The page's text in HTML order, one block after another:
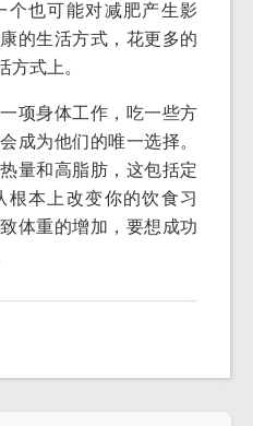
个也可能对减肥产生影
的生活方式，花更多的
方式上。
项身体工作，吃一些方
成为他们的唯一选择。
量和高脂肪，这包括定
根本上改变你的饮食习
体重的增加，要想成功